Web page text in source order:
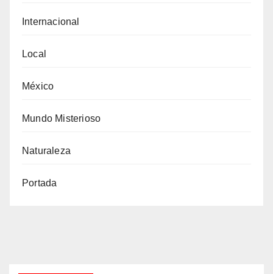
Internacional
Local
México
Mundo Misterioso
Naturaleza
Portada